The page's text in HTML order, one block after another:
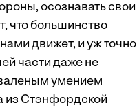
осознавать свои
что большинство
движет, и уж точно
части даже не
умением
из Стэнфордской